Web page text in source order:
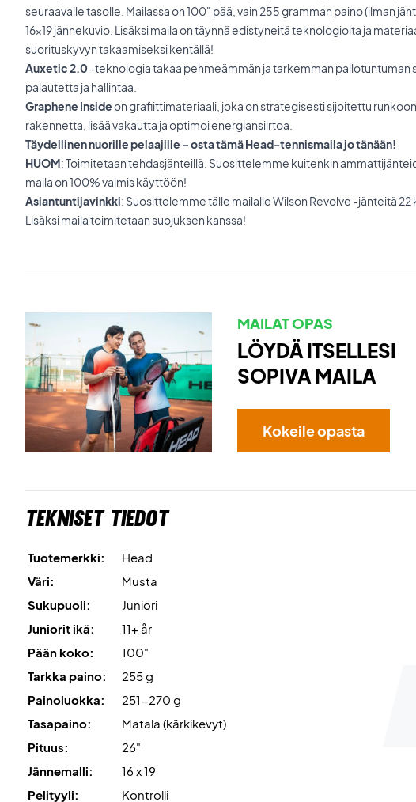
seuraavalle tasolle. Mailassa on 100" pää, vain 255 gramman paino (ilman
16x19 jännekuvio. Lisäksi maila on täynnä edistyneitä teknologioita ja
suorituskyvyn takaamiseksi kentällä!
Auxetic 2.0-teknologia takaa pehmeämmän ja tarkemman pallotuntuman
palautetta ja hallintaa.
Graphene Insideon grafiittimateriaali, joka on strategisesti sijoitettu
rakennetta, lisää vakautta ja optimoi energiansiirtoa.
Täydellinen nuorille pelaajille – osta tämä Head-tennismaila jo tänään!
HUOM: Toimitetaan tehdasjänteillä. Suosittelemme kuitenkin
maila on 100% valmis käyttöön!
Asiantuntijavinkki: Suosittelemme tälle mailalle Wilson Revolve -jänteitä 22
Lisäksi maila toimitetaan suojuksen kanssa!
MAILAT OPAS
LÖYDÄ ITSELLESI
SOPIVA MAILA
Kokeile opasta
Tekniset tiedot
Tuotemerkki:
Head
Väri:
Musta
Sukupuoli:
Juniori
Juniorit ikä:
11+ år
Pään koko:
100"
Tarkka paino:
255 g
Painoluokka:
251-270 g
Tasapaino:
Matala (kärkikevyt)
Pituus:
26"
Jännemalli:
16 x 19
Pelityyli:
Kontrolli